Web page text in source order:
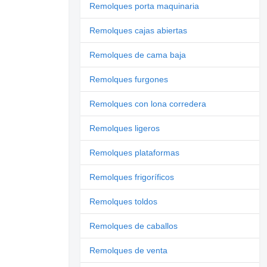
Remolques porta maquinaria
Remolques cajas abiertas
Remolques de cama baja
Remolques furgones
Remolques con lona corredera
Remolques ligeros
Remolques plataformas
Remolques frigoríficos
Remolques toldos
Remolques de caballos
Remolques de venta